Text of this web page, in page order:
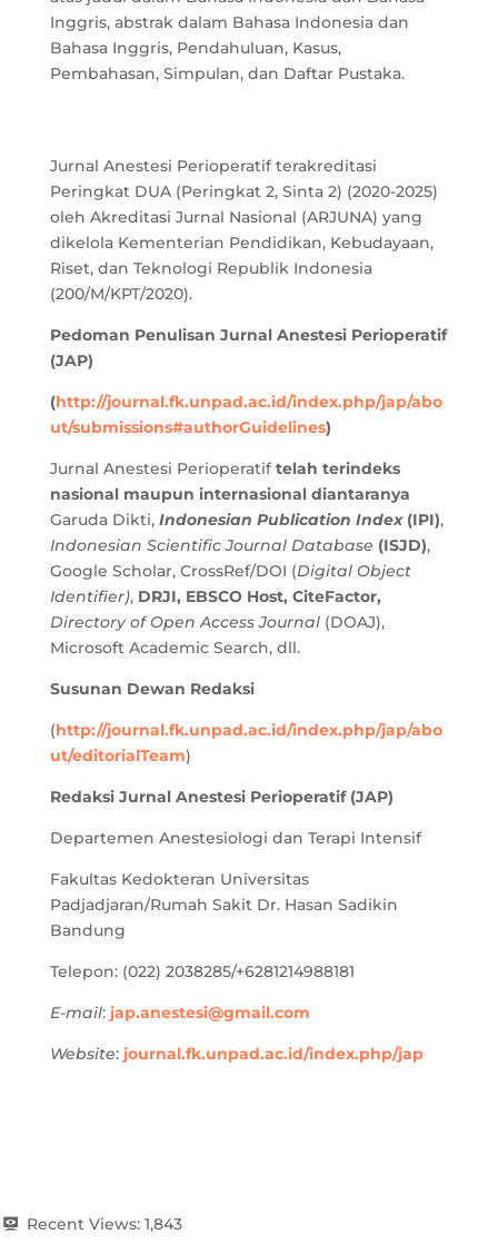
Inggris, abstrak dalam Bahasa Indonesia dan
Bahasa Inggris, Pendahuluan, Kasus,
Pembahasan, Simpulan, dan Daftar Pustaka.
Jurnal Anestesi Perioperatif terakreditasi
Peringkat DUA (Peringkat 2, Sinta 2) (2020-2025)
oleh Akreditasi Jurnal Nasional (ARJUNA) yang
dikelola Kementerian Pendidikan, Kebudayaan,
Riset, dan Teknologi Republik Indonesia
(200/M/KPT/2020).
Pedoman Penulisan Jurnal Anestesi Perioperatif
(JAP)
(http://journal.fk.unpad.ac.id/index.php/jap/abo
ut/submissions#authorGuidelines)
Jurnal Anestesi Perioperatiftelah terindeks
nasional maupun internasional diantaranya
Garuda Dikti, Indonesian Publication Index(IPI),
Indonesian Scientific Journal Database (ISJD),
Google Scholar, CrossRef/DOI (Digital Object
Identifier), DRJI, EBSCO Host, CiteFactor,
Directory of Open Access Journal(DOAJ),
Microsoft Academic Search, dll.
Susunan Dewan Redaksi
(http://journal.fk.unpad.ac.id/index.php/jap/abo
ut/editorialTeam)
Redaksi Jurnal Anestesi Perioperatif (JAP)
Departemen Anestesiologi dan Terapi Intensif
Fakultas Kedokteran Universitas
Padjadjaran/Rumah Sakit Dr. Hasan Sadikin
Bandung
Telepon: (022) 2038285/+6281214988181
E-mail: jap.anestesi@gmail.com
Website: journal.fk.unpad.ac.id/index.php/jap
Recent Views: 1,843